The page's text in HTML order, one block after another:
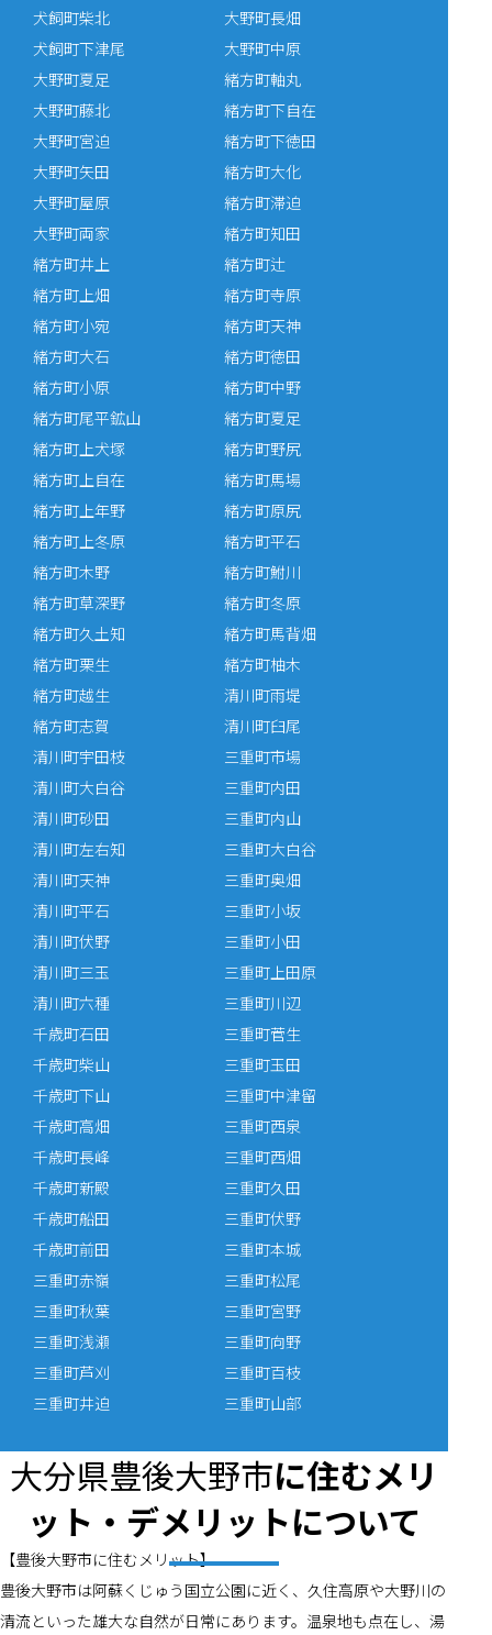
犬飼町柴北
犬飼町下津尾
大野町長畑
大野町中原
大野町夏足
大野町藤北
大野町宮迫
大野町矢田
大野町屋原
大野町両家
緒方町井上
緒方町上畑
緒方町小宛
緒方町大石
緒方町小原
緒方町尾平鉱山
緒方町上犬塚
緒方町上自在
緒方町上年野
緒方町上冬原
緒方町木野
緒方町草深野
緒方町久土知
緒方町栗生
緒方町越生
緒方町志賀
緒方町軸丸
緒方町下自在
緒方町下徳田
緒方町大化
緒方町滞迫
緒方町知田
緒方町辻
緒方町寺原
緒方町天神
緒方町徳田
緒方町中野
緒方町夏足
緒方町野尻
緒方町馬場
緒方町原尻
緒方町平石
緒方町鮒川
緒方町冬原
緒方町馬背畑
緒方町柚木
清川町雨堤
清川町臼尾
清川町宇田枝
清川町大白谷
清川町砂田
清川町左右知
清川町天神
清川町平石
清川町伏野
清川町三玉
清川町六種
千歳町石田
千歳町柴山
千歳町下山
千歳町高畑
千歳町長峰
千歳町新殿
千歳町船田
千歳町前田
三重町赤嶺
三重町秋葉
三重町浅瀬
三重町芦刈
三重町井迫
三重町市場
三重町内田
三重町内山
三重町大白谷
三重町奥畑
三重町小坂
三重町小田
三重町上田原
三重町川辺
三重町菅生
三重町玉田
三重町中津留
三重町西泉
三重町西畑
三重町久田
三重町伏野
三重町本城
三重町松尾
三重町宮野
三重町向野
三重町百枝
三重町山部
大分県豊後大野市に住むメリ
ット・デメリットについて
【豊後大野市に住むメリット】
豊後大野市は阿蘇くじゅう国立公園に近く、久住高原や大野川の
清流といった雄大な自然が日常にあります。温泉地も点在し、湯